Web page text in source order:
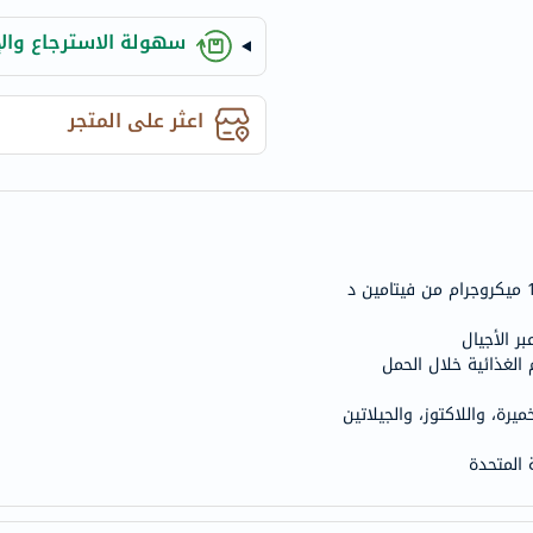
anua
theordinary
neocell
K18
uriage
fino
سهولة الاسترجاع
اعثر على المتجر
الأجيال
الغذائية خلال الحمل
واللاكتوز، والجيلاتين